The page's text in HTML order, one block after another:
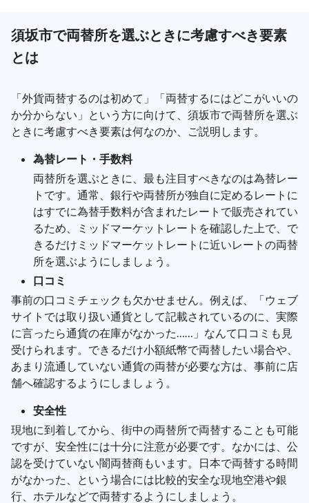
須坂市で両替所を選ぶときに考慮すべき要素
とは
「外貨両替するのは初めて」「両替するにはどこがいいの
か分からない」という方に向けて、須坂市で両替所を選ぶ
ときに考慮すべき要素は何なのか、ご説明します。
為替レート・手数料
両替所を選ぶときに、最も注目すべきなのは為替レー
トです。通常、銀行や両替所が独自に定めるレートに
はすでに為替手数料が含まれたレートで販売されてい
るため、ミッドマーケットレートを確認した上で、で
きるだけミッドマーケットレートに近いレートの両替
所を選ぶようにしましょう。
口コミ
事前の口コミチェックも欠かせません。例えば、「ウェブ
サイトでは取り扱い通貨として記載されているのに、実際
に言ったら通貨の在庫がなかった……」なんて口コミも見
受けられます。できるだけ小額紙幣で両替したい場合や、
あまり流通していない通貨の両替が必要な方は、事前に店
舗へ確認するようにしましょう。
安全性
現地に到着してから、街中の両替所で両替することも可能
ですが、安全性には十分に注意が必要です。なかには、公
認を受けていない闇両替商もいます。日本で両替する時間
がなかった、という場合には比較的安全な現地空港や銀
行、ホテルなどで両替するようにしましょう。